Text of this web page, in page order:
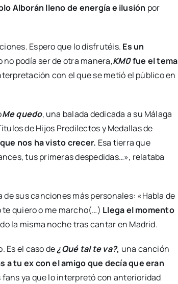
Alborán lleno de energía e ilusión por
Espero que lo disfrutéis. Es un
podía ser de otra manera,KM0fue el tema
con el que se metió el público en
Me quedo, una balada dedicada a su Málaga
de Hijos Predilectos y Medallas de
nos ha visto crecer. Esa tierra que
tus primeras despedidas…», relataba
sus canciones más personales: «Habla de
te quiero o me marcho(…) Llega el momento
la misma noche tras cantar en Madrid.
Es el caso de¿Qué tal te va?, una canción
tu ex con el amigo que decía que eran
ya que lo interpretó con anterioridad